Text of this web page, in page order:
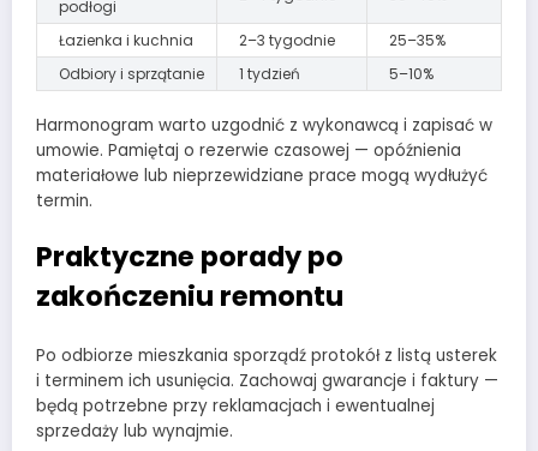
podłogi
Łazienka i kuchnia 2–3 tygodnie
25–35%
Odbiory i sprzątanie
1 tydzień 5–10%
Harmonogram warto uzgodnić z wykonawcą i zapisać w
umowie. Pamiętaj o rezerwie czasowej — opóźnienia
materiałowe lub nieprzewidziane prace mogą wydłużyć
termin.
Praktyczne porady po
zakończeniu remontu
Po odbiorze mieszkania sporządź protokół z listą usterek
i terminem ich usunięcia. Zachowaj gwarancje i faktury —
będą potrzebne przy reklamacjach i ewentualnej
sprzedaży lub wynajmie.